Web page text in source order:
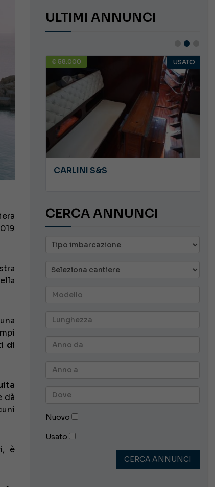
di
dà
è
ULTIMI ANNUNCI
€ 58.000 USATO
CARLINI S&S
CERCA ANNUNCI
Nuovo
Usato
CERCA ANNUNCI